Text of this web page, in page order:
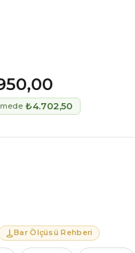
₺4.702,50
Bar Ölçüsü Rehberi